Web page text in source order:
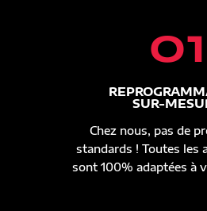
01
SUR-
Chez nous, pas de
standards ! Toutes les
sont 100% adaptées à